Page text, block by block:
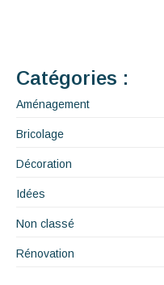
Catégories :
Aménagement
Bricolage
Décoration
Idées
Non classé
Rénovation